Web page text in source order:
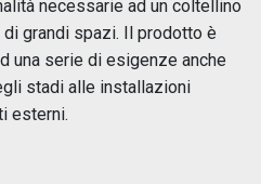
necessarie ad un coltellino
grandi spazi. Il prodotto è
una serie di esigenze anche
stadi alle installazioni
esterni.